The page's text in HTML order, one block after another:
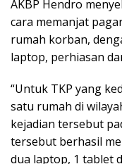
AKBP Hendro
cara memanjat
rumah korban,
laptop, perhiasan
“Untuk TKP yang
satu rumah di
kejadian tersebut
tersebut berhasil
dua laptop, 1 tablet